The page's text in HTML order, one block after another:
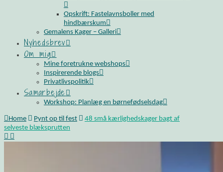
Opskrift: Fastelavnsboller med
hindbærskum
Gemalens Kager – Galleri
Nyhedsbrev
Om mig
Mine foretrukne webshops
Inspirerende blogs
Privatlivspolitik
Samarbejde
Workshop: Planlæg en børnefødselsdag
Home Pynt op til fest
48 små kærlighedskager bagt af
selveste blæksprutten